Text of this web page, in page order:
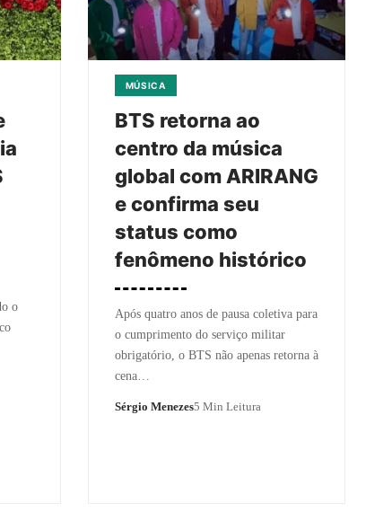
o
MÚSICA
BTS retorna ao
centro da música
global com ARIRANG
e confirma seu
status como
fenômeno histórico
Após quatro anos de pausa coletiva para
o cumprimento do serviço militar
obrigatório, o BTS não apenas retorna à
cena…
Sérgio Menezes5 Min Leitura